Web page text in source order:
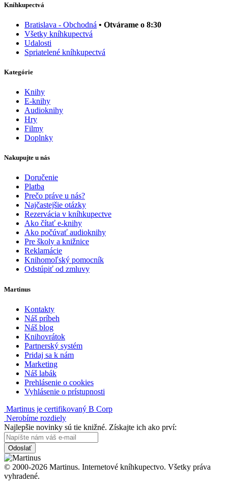
Kníhkupectvá
Bratislava - Obchodná • Otvárame o 8:30
Všetky kníhkupectvá
Udalosti
Spriatelené kníhkupectvá
Kategórie
Knihy
E-knihy
Audioknihy
Hry
Filmy
Doplnky
Nakupujte u nás
Doručenie
Platba
Prečo práve u nás?
Najčastejšie otázky
Rezervácia v kníhkupectve
Ako čítať e-knihy
Ako počúvať audioknihy
Pre školy a knižnice
Reklamácie
Knihomoľský pomocník
Odstúpiť od zmluvy
Martinus
Kontakty
Náš príbeh
Náš blog
Knihovrátok
Partnerský systém
Pridaj sa k nám
Marketing
Náš labák
Prehlásenie o cookies
Vyhlásenie o prístupnosti
Martinus je certifikovaný B Corp
Nerobíme rozdiely
Najlepšie novinky sú tie knižné. Získajte ich ako prví:
Odoslať
© 2000-2026 Martinus. Internetové kníhkupectvo. Všetky práva
vyhradené.